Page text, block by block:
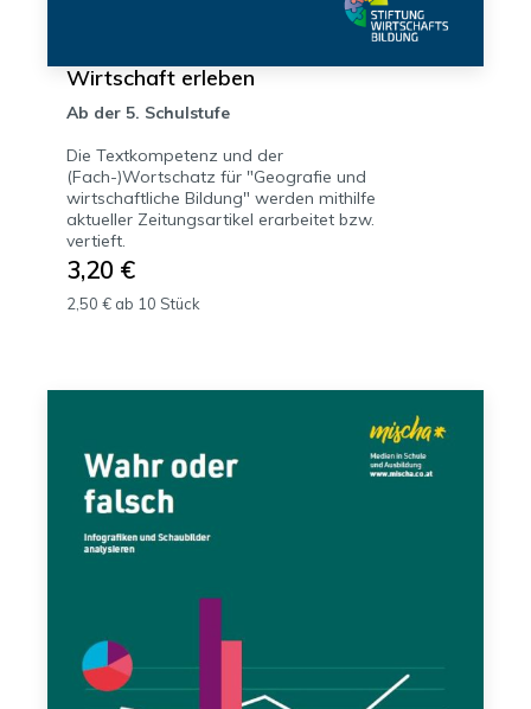
Wirtschaft erleben
Ab der 5. Schulstufe
Die Textkompetenz und der
(Fach-)Wortschatz für "Geografie und
wirtschaftliche Bildung" werden mithilfe
aktueller Zeitungsartikel erarbeitet bzw.
vertieft.
3,20 €
2,50 € ab 10 Stück